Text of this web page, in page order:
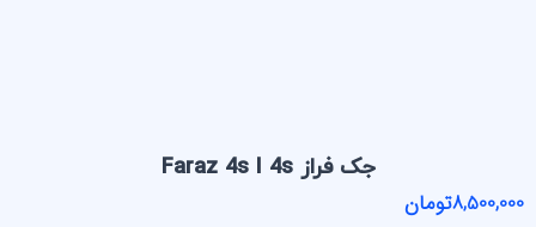
جک فراز Faraz 4s I 4s
8,500,000تومان